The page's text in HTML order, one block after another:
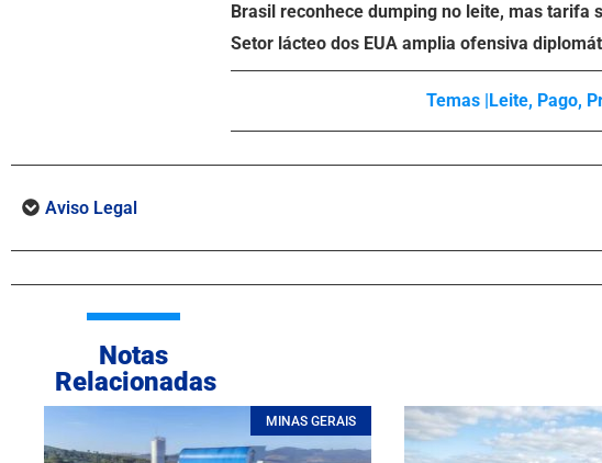
Brasil reconhece dumping no leite, mas tarifa
Setor lácteo dos EUA amplia ofensiva
Temas | Leite, Pago,
Aviso Legal
Notas
Relacionadas
MINAS GERAIS